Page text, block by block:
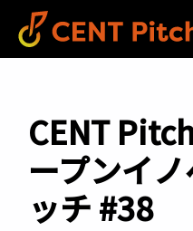
CENT
ープンイ
ッチ #38